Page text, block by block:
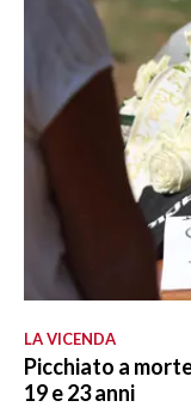
LA VICENDA
Picchiato a
19 e 23 anni